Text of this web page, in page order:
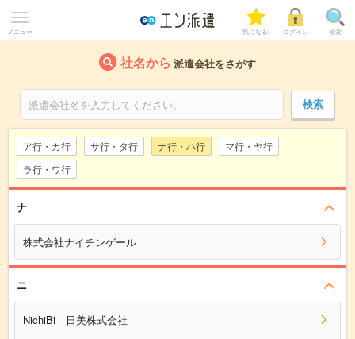
メニュー 気になる! ログイン 検索
社名から 派遣会社をさがす
ア行・カ行 サ行・タ行 ナ行・ハ行
マ行・ヤ行
ラ行・ワ行
ナ
株式会社ナイチンゲール
ニ
NichiBi 日美株式会社